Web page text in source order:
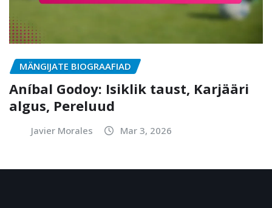
MÄNGIJATE BIOGRAAFIAD
Aníbal Godoy: Isiklik taust, Karjääri
algus, Pereluud
Javier Morales Mar 3, 2026